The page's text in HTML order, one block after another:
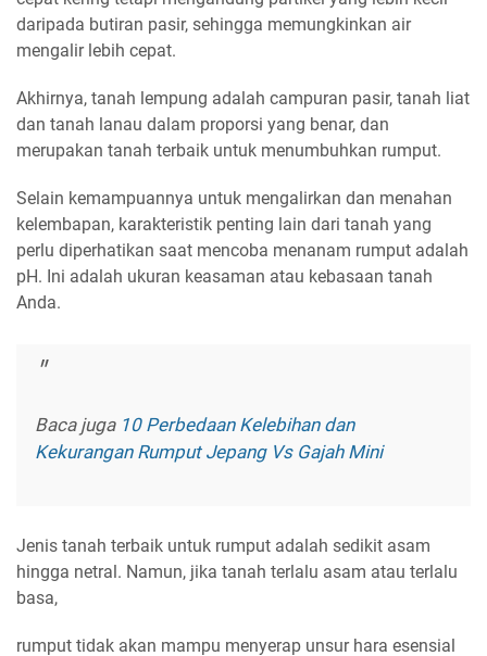
daripada butiran pasir, sehingga memungkinkan air
mengalir lebih cepat.
Akhirnya, tanah lempung adalah campuran pasir, tanah liat
dan tanah lanau dalam proporsi yang benar, dan
merupakan tanah terbaik untuk menumbuhkan rumput.
Selain kemampuannya untuk mengalirkan dan menahan
kelembapan, karakteristik penting lain dari tanah yang
perlu diperhatikan saat mencoba menanam rumput adalah
pH. Ini adalah ukuran keasaman atau kebasaan tanah
Anda.
Baca juga 10 Perbedaan Kelebihan dan
Kekurangan Rumput Jepang Vs Gajah Mini
Jenis tanah terbaik untuk rumput adalah sedikit asam
hingga netral. Namun, jika tanah terlalu asam atau terlalu
basa,
rumput tidak akan mampu menyerap unsur hara esensial